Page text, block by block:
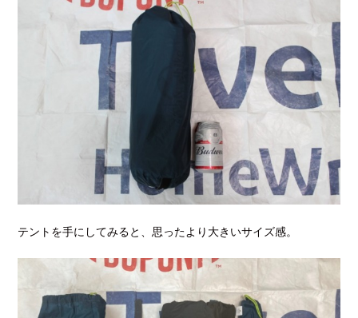
テントを手にしてみると、思ったより大きいサイズ感。